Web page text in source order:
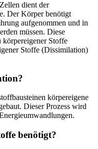
dient der
Der Körper benötigt
aufgenommen und in
müssen. Diese
Stoffe
Stoffe (Dissimilation)
körpereigene
Dieser Prozess wird
benötigt?